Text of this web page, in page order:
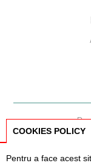
COOKIES POLICY
Pentru a face acest